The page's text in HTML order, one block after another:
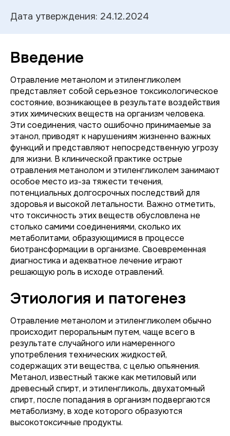
Дата утверждения: 24.12.2024
Введение
Отравление метанолом и этиленгликолем
представляет собой серьезное токсикологическое
состояние, возникающее в результате воздействия
этих химических веществ на организм человека.
Эти соединения, часто ошибочно принимаемые за
этанол, приводят к нарушениям жизненно важных
функций и представляют непосредственную угрозу
для жизни. В клинической практике острые
отравления метанолом и этиленгликолем занимают
особое место из-за тяжести течения,
потенциальных долгосрочных последствий для
здоровья и высокой летальности. Важно отметить,
что токсичность этих веществ обусловлена не
столько самими соединениями, сколько их
метаболитами, образующимися в процессе
биотрансформации в организме. Своевременная
диагностика и адекватное лечение играют
решающую роль в исходе отравлений.
Этиология и патогенез
Отравление метанолом и этиленгликолем обычно
происходит пероральным путем, чаще всего в
результате случайного или намеренного
употребления технических жидкостей,
содержащих эти вещества, с целью опьянения.
Метанол, известный также как метиловый или
древесный спирт, и этиленгликоль, двухатомный
спирт, после попадания в организм подвергаются
метаболизму, в ходе которого образуются
высокотоксичные продукты.